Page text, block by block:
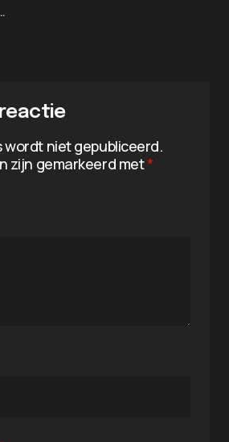
wordt niet gepubliceerd.
zijn gemarkeerd met*